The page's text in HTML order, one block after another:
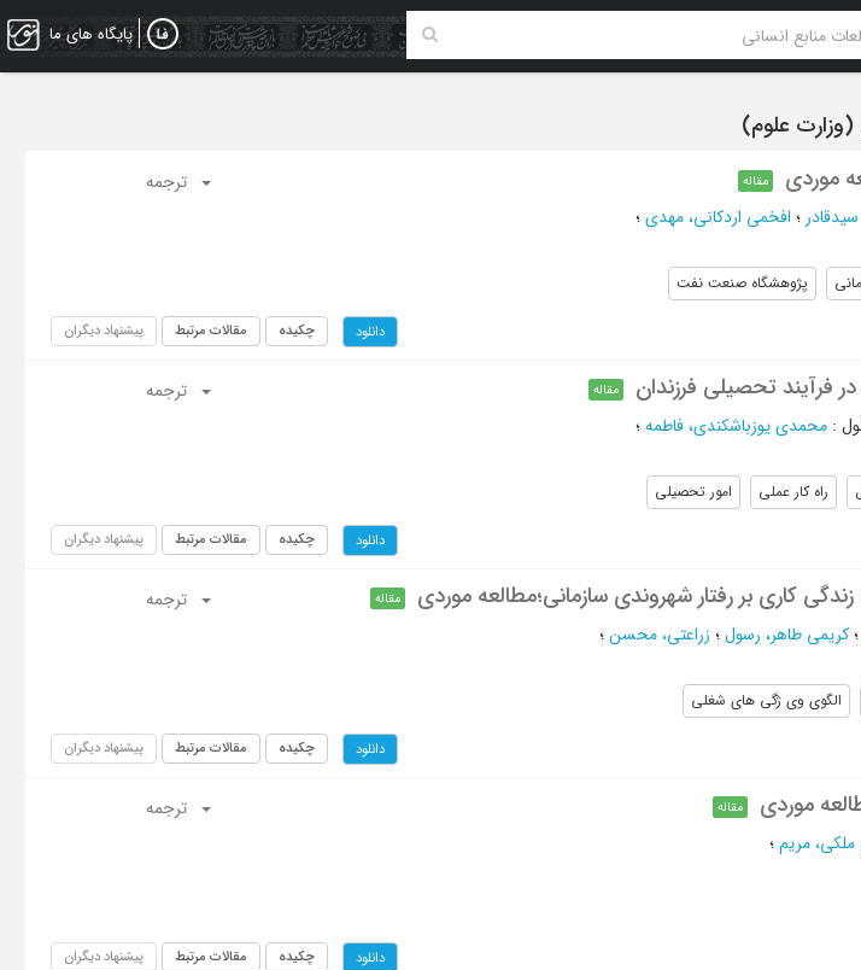
پایگاه های ما
(وزارت علوم)
موردی
مقاله
ترجمه
سیدقادر ؛ افخمی اردکانی، مهدی؛
پژوهشگاه صنعت نفت
دانلود چکیده مقالات مرتبط پیشنهاد دیگران
فرآیند تحصیلی فرزندان مقاله
ترجمه
: محمدی یوزباشکندی، فاطمه؛
راه کار عملی امور تحصیلی
دانلود چکیده مقالات مرتبط پیشنهاد دیگران
کاری بر رفتار شهروندی سازمانی؛مطالعه موردی مقاله
ترجمه
؛کریمی طاهر، رسول؛ زراعتی، محسن؛
الگوی وی ژگی های شغلی
دانلود چکیده مقالات مرتبط پیشنهاد دیگران
موردی مقاله
ترجمه
ملکی، مریم؛
دانلود چکیده مقالات مرتبط پیشنهاد دیگران